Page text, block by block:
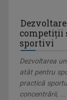
Emisiunea “Cap
ANCA
competiții
sportivi
Dezvoltarea
atât pentru
practică
concentrării, ...